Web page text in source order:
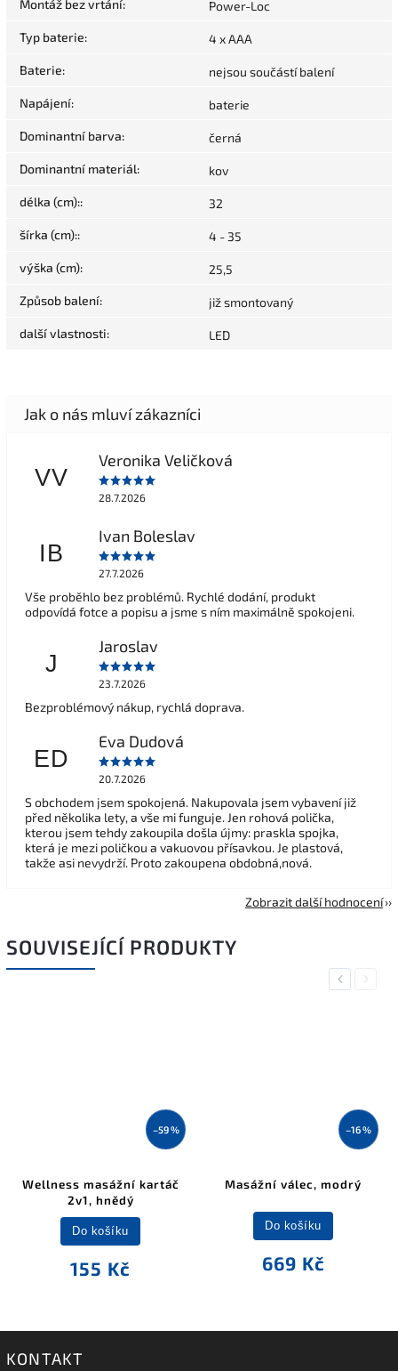
Montáž bez vrtání: Power-Loc
Typ baterie: 4 x AAA
Baterie: nejsou součástí balení
Napájení: baterie
Dominantní barva: černá
Dominantní materiál: kov
délka (cm):: 32
šírka (cm):: 4 - 35
výška (cm): 25,5
Způsob balení: již smontovaný
další vlastnosti: LED
VV
Veronika Veličková
28.7.2026
IB
Ivan Boleslav
27.7.2026
Vše proběhlo bez problémů. Rychlé dodání, produkt
odpovídá fotce a popisu a jsme s ním maximálně spokojeni.
J
Jaroslav
23.7.2026
Bezproblémový nákup, rychlá doprava.
ED
Eva Dudová
20.7.2026
S obchodem jsem spokojená. Nakupovala jsem vybavení již
před několika lety, a vše mi funguje. Jen rohová polička,
kterou jsem tehdy zakoupila došla újmy: praskla spojka,
která je mezi poličkou a vakuovou přísavkou. Je plastová,
takže asi nevydrží. Proto zakoupena obdobná,nová.
Zobrazit další hodnocení
SOUVISEJÍCÍ PRODUKTY
Previous
–59 %
Wellness masážní kartáč
2v1, hnědý
155 Kč
Do košíku
–16 %
Masážní válec, modrý
669 Kč
Do košíku
Next
KONTAKT